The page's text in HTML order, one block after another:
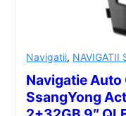
Navigatii, NAVIGATII
Navigatie Auto
SsangYong